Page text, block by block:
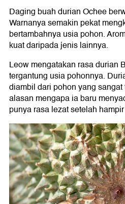
Daging buah durian Ochee
Warnanya semakin pekat
bertambahnya usia pohon.
kuat daripada jenis lainnya.
Leow mengatakan rasa durian
tergantung usia pohonnya.
diambil dari pohon yang
alasan mengapa ia baru
punya rasa lezat setelah